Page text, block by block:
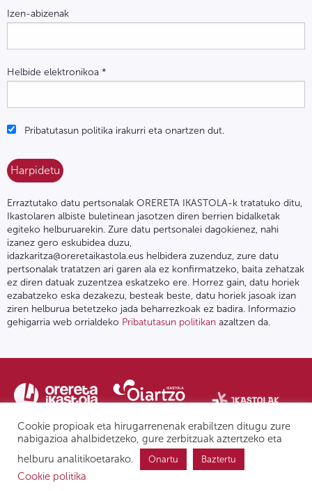
Izen-abizenak
Helbide elektronikoa *
Pribatutasun politika irakurri eta onartzen dut.
Erraztutako datu pertsonalak ORERETA IKASTOLA-k tratatuko ditu,
Ikastolaren albiste buletinean jasotzen diren berrien bidalketak
egiteko helburuarekin. Zure datu pertsonalei dagokienez, nahi
izanez gero eskubidea duzu,
idazkaritza@oreretaikastola.eus helbidera zuzenduz, zure datu
pertsonalak tratatzen ari garen ala ez konfirmatzeko, baita zehatzak
ez diren datuak zuzentzea eskatzeko ere. Horrez gain, datu horiek
ezabatzeko eska dezakezu, besteak beste, datu horiek jasoak izan
ziren helburua betetzeko jada beharrezkoak ez badira. Informazio
gehigarria web orrialdeko Pribatutasun politikan azaltzen da.
Pribatutasun politika | Lege oharra Postontzi etikoa
Cookie propioak eta hirugarrenenak erabiltzen ditugu zure
nabigazioa ahalbidetzeko, gure zerbitzuak aztertzeko eta
helburu analitikoetarako.
Onartu Baztertu
Cookie politika